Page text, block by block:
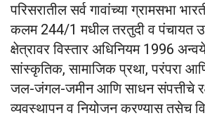
परिसरातील सर्व गावांच्या ग्रामसभा
कलम 244/1 मधील तरतुदी व पंचायत
क्षेत्रावर विस्तार अधिनियम 1996
सांस्कृतिक, सामाजिक प्रथा, परंपरा
जल-जंगल-जमीन आणि साधन संपत्तीचे
व्यवस्थापन व नियोजन करण्यास तसेच